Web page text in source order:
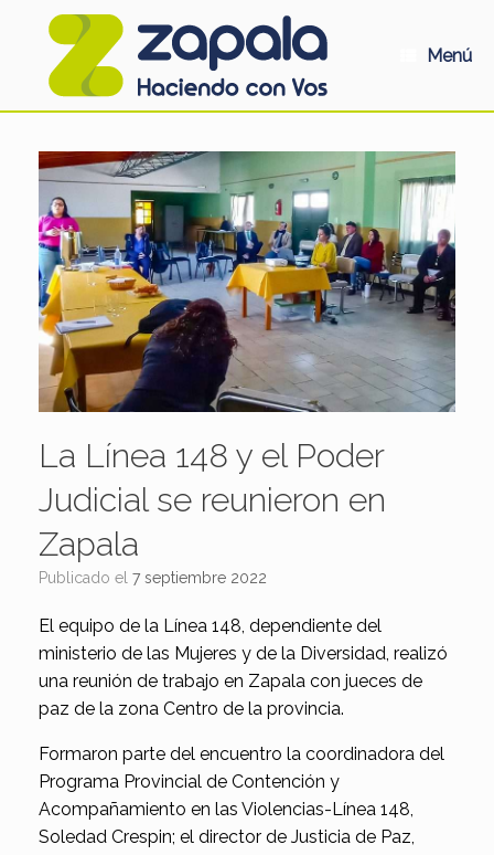
Menú
La Línea 148 y el Poder
Judicial se reunieron en
Zapala
Publicado el 7 septiembre 2022
El equipo de la Línea 148, dependiente del
ministerio de las Mujeres y de la Diversidad, realizó
una reunión de trabajo en Zapala con jueces de
paz de la zona Centro de la provincia.
Formaron parte del encuentro la coordinadora del
Programa Provincial de Contención y
Acompañamiento en las Violencias-Línea 148,
Soledad Crespin; el director de Justicia de Paz,